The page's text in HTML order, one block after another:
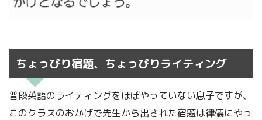
ちょっぴり宿題、ちょっぴりライティング
普段英語のライティングをほぼやっていない息子ですが、
このクラスのおかげで先生から出された宿題は律儀にやっ